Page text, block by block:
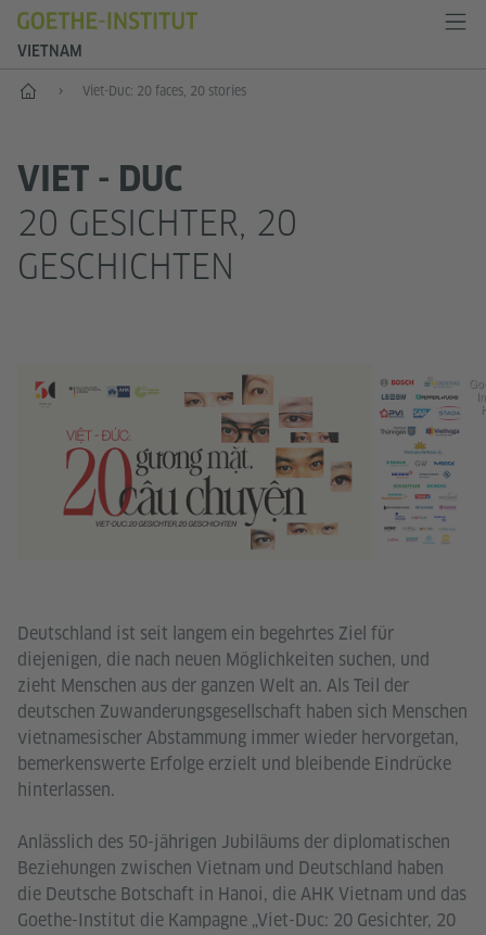
VIETNAM
Start Viet-Duc: 20 faces, 20 stories
VIET - DUC
20 GESICHTER, 20
GESCHICHTEN
Deutschland ist seit langem ein begehrtes Ziel für
diejenigen, die nach neuen Möglichkeiten suchen, und
zieht Menschen aus der ganzen Welt an. Als Teil der
deutschen Zuwanderungsgesellschaft haben sich Menschen
vietnamesischer Abstammung immer wieder hervorgetan,
bemerkenswerte Erfolge erzielt und bleibende Eindrücke
hinterlassen.
Anlässlich des 50-jährigen Jubiläums der diplomatischen
Beziehungen zwischen Vietnam und Deutschland haben
die Deutsche Botschaft in Hanoi, die AHK Vietnam und das
Goethe-Institut die Kampagne „Viet-Duc: 20 Gesichter, 20